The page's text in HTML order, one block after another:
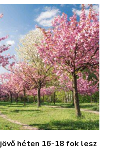
héten 16-18 fok lesz